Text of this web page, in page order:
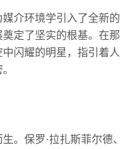
介环境学引入了全新的
定了坚实的根基。在那
闪耀的明星，指引着人
。保罗·拉扎斯菲尔德、